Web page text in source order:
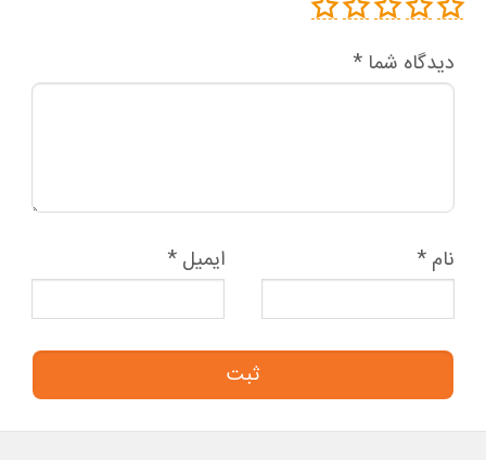
دیدگاه شما *
نام * ایمیل *